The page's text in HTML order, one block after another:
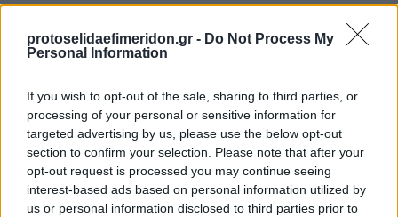
protoselidaefimeridon.gr - Do Not Process My
Personal Information
If you wish to opt-out of the sale, sharing to third parties, or
processing of your personal or sensitive information for
targeted advertising by us, please use the below opt-out
section to confirm your selection. Please note that after your
opt-out request is processed you may continue seeing
interest-based ads based on personal information utilized by
us or personal information disclosed to third parties prior to
Προηγούμενη
Ανεξάρτητος Ηπείρου
Επόμενη
Πρωινά Νέα Ιωαννίνων